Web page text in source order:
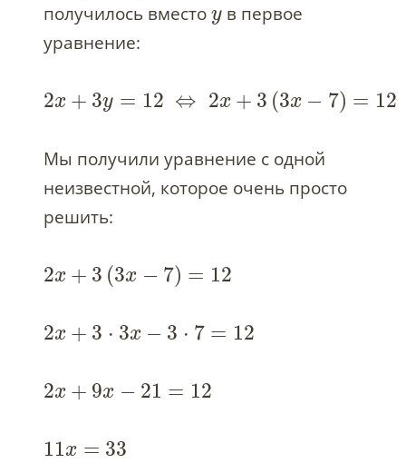
получилось вместо y в первое
уравнение:
2x + 3y = 12 ⇔ 2x + 3 (3x − 7) = 12
Мы получили уравнение с одной
неизвестной, которое очень просто
решить:
2x + 3 (3x − 7) = 12
2x + 3 ⋅ 3x − 3 ⋅ 7 = 12
2x + 9x − 21 = 12
11x = 33